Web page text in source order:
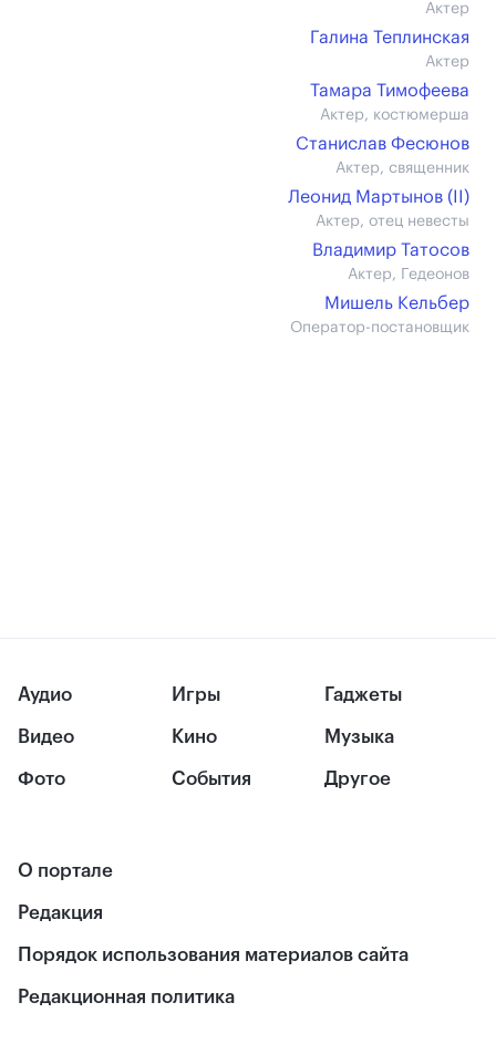
Актер
Галина Теплинская
Актер
Тамара Тимофеева
Актер, костюмерша
Станислав Фесюнов
Актер, священник
Леонид Мартынов (II)
Актер, отец невесты
Владимир Татосов
Актер, Гедеонов
Мишель Кельбер
Оператор-постановщик
Аудио
Видео
Фото
Игры
Кино
События
Гаджеты
Музыка
Другое
О портале
Редакция
Порядок использования материалов сайта
Редакционная политика